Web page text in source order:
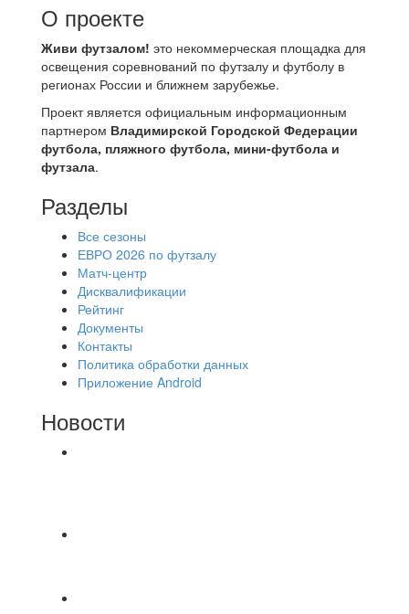
О проекте
Живи футзалом! это некоммерческая площадка для
освещения соревнований по футзалу и футболу в
регионах России и ближнем зарубежье.
Проект является официальным информационным
партнером Владимирской Городской Федерации
футбола, пляжного футбола, мини-футбола и
футзала.
Разделы
Все сезоны
ЕВРО 2026 по футзалу
Матч-центр
Дисквалификации
Рейтинг
Документы
Контакты
Политика обработки данных
Приложение Android
Новости